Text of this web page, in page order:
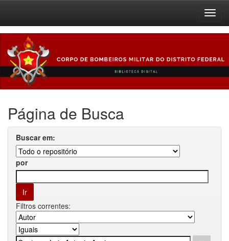
navigation
Página de Busca
Buscar em:
por
Filtros correntes: